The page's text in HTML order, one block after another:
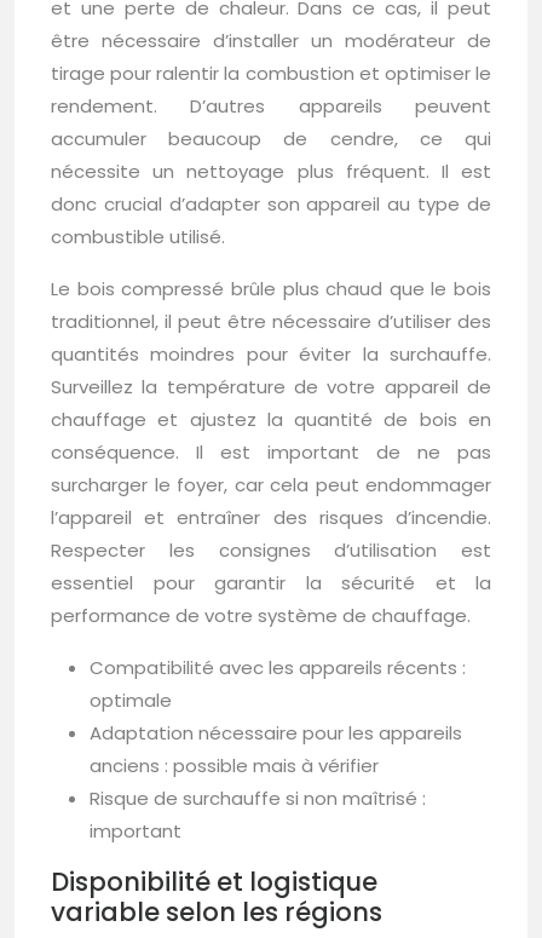
et une perte de chaleur. Dans ce cas, il peut
être nécessaire d’installer un modérateur de
tirage pour ralentir la combustion et optimiser le
rendement. D’autres appareils peuvent
accumuler beaucoup de cendre, ce qui
nécessite un nettoyage plus fréquent. Il est
donc crucial d’adapter son appareil au type de
combustible utilisé.
Le bois compressé brûle plus chaud que le bois
traditionnel, il peut être nécessaire d’utiliser des
quantités moindres pour éviter la surchauffe.
Surveillez la température de votre appareil de
chauffage et ajustez la quantité de bois en
conséquence. Il est important de ne pas
surcharger le foyer, car cela peut endommager
l’appareil et entraîner des risques d’incendie.
Respecter les consignes d’utilisation est
essentiel pour garantir la sécurité et la
performance de votre système de chauffage.
Compatibilité avec les appareils récents :
optimale
Adaptation nécessaire pour les appareils
anciens : possible mais à vérifier
Risque de surchauffe si non maîtrisé :
important
Disponibilité et logistique
variable selon les régions